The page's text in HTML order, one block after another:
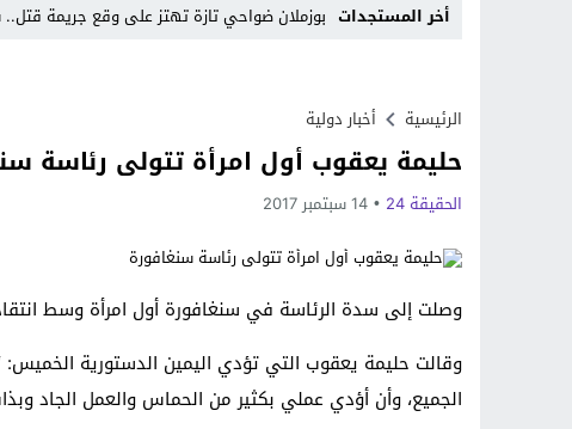
أخر المستجدات بوزملان ضواحي تازة تهتز على وقع جريمة
Previous
Next
الرئيسية أخبار دولية
حليمة يعقوب أول امرأة تتولى رئاسة
الحقيقة 24 14 سبتمبر 2017
وصلت إلى سدة الرئاسة في سنغافورة أول امرأة وسط
وقالت حليمة يعقوب التي تؤدي اليمين الدستورية الخميس:
الجميع، وأن أؤدي عملي بكثير من الحماس والعمل الجاد